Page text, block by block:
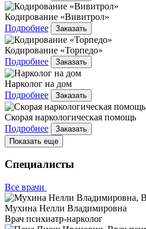
Кодирование «Вивитрол»
Подробнее
Заказать
Кодирование «Торпедо»
Подробнее
Заказать
Нарколог на дом
Подробнее
Заказать
Скорая наркологическая помощь
Подробнее
Заказать
Показать еще
Специалисты
Все врачи
Мухина Нелли Владимировна
Врач психиатр-нарколог